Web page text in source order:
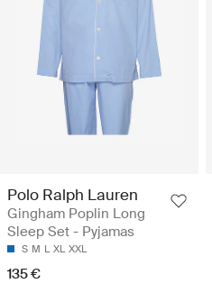
Polo Ralph Lauren
Gingham Poplin Long
Sleep Set - Pyjamas
S M L XL XXL
135 €